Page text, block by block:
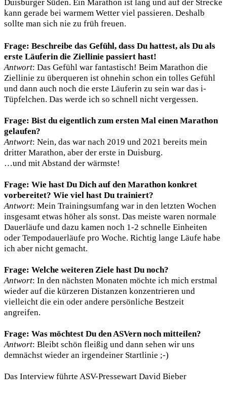
Duisburger Süden. Ein Marathon ist lang und auf der Strecke
kann gerade bei warmem Wetter viel passieren. Deshalb
sollte man sich nie zu früh freuen.
Frage: Beschreibe das Gefühl, dass Du hattest, als Du als
erste Läuferin die Ziellinie passiert hast!
Antwort: Das Gefühl war fantastisch! Beim Marathon die
Ziellinie zu überqueren ist ohnehin schon ein tolles Gefühl
und dann auch noch die erste Läuferin zu sein war das i-
Tüpfelchen. Das werde ich so schnell nicht vergessen.
Frage: Bist du eigentlich zum ersten Mal einen Marathon
gelaufen?
Antwort: Nein, das war nach 2019 und 2021 bereits mein
dritter Marathon, aber der erste in Duisburg.
…und mit Abstand der wärmste!
Frage: Wie hast Du Dich auf den Marathon konkret
vorbereitet? Wie viel hast Du trainiert?
Antwort: Mein Trainingsumfang war in den letzten Wochen
insgesamt etwas höher als sonst. Das meiste waren normale
Dauerläufe und dazu kamen noch 1-2 schnelle Einheiten
oder Tempodauerläufe pro Woche. Richtig lange Läufe habe
ich aber nicht gemacht.
Frage: Welche weiteren Ziele hast Du noch?
Antwort: In den nächsten Monaten möchte ich mich erstmal
wieder auf die kürzeren Distanzen konzentrieren und
vielleicht die ein oder andere persönliche Bestzeit
angreifen.
Frage: Was möchtest Du den ASVern noch mitteilen?
Antwort: Bleibt schön fleißig und dann sehen wir uns
demnächst wieder an irgendeiner Startlinie ;-)
Das Interview führte ASV-Pressewart David Bieber